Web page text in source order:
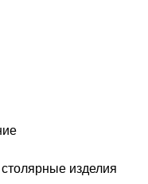
изделия